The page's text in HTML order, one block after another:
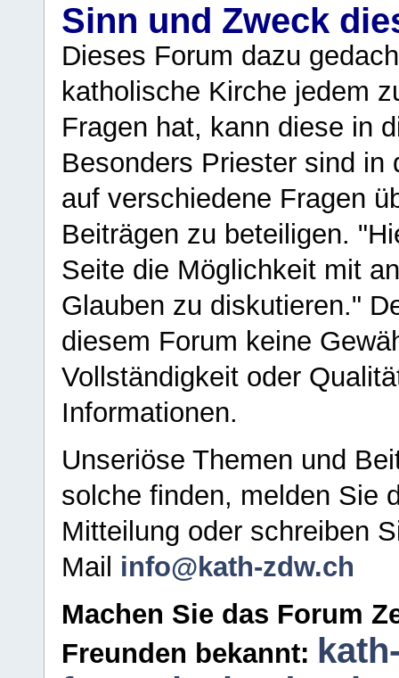
Sinn und Zweck
Dieses Forum dazu
katholische Kirche jedem
Fragen hat, kann diese in
Besonders Priester sind in
auf verschiedene Fragen
Beiträgen zu beteiligen.
Seite die Möglichkeit mit
Glauben zu diskutieren."
diesem Forum keine
Vollständigkeit oder
Informationen.
Unseriöse Themen und
solche finden, melden Sie
Mitteilung oder schreiben
Mail info@kath-zdw.ch
Machen Sie das Forum
Freunden bekannt: